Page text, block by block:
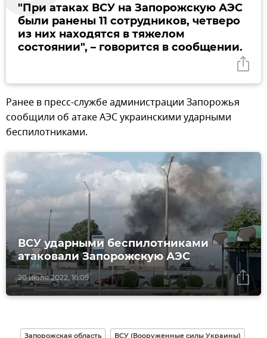
"При атаках ВСУ на Запорожскую АЭС
были ранены 11 сотрудников, четверо
из них находятся в тяжелом
состоянии", – говорится в сообщении.
Ранее в пресс-службе администрации Запорожья
сообщили об атаке АЭС украинскими ударными
беспилотниками.
20 июля 2022, 16:09
ВСУ ударными беспилотниками
атаковали Запорожскую АЭС
Запорожская область ВСУ (Вооруженные силы Украины)